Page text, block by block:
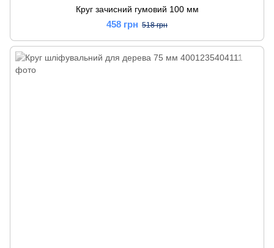
Круг зачисний гумовий 100 мм
458 грн 518 грн